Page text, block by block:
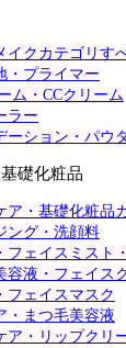
イクカテゴリす
・プライマー
ム・CCクリーム
ラー
ーション・パウ
礎化粧品
ア・基礎化粧品
ング・洗顔料
フェイスミスト
容液・フェイス
フェイスマスク
・まつ毛美容液
ア・リップクリ